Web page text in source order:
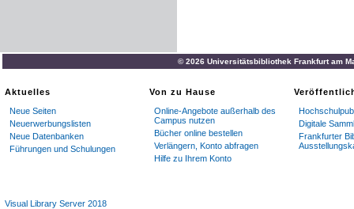
© 2026 Universitätsbibliothek Frankfurt am
Aktuelles
Neue Seiten
Neuerwerbungslisten
Neue Datenbanken
Führungen und Schulungen
Von zu Hause
Online-Angebote außerhalb des
Campus nutzen
Bücher online bestellen
Verlängern, Konto abfragen
Hilfe zu Ihrem Konto
Digitale
Frankfurter
Visual Library Server 2018